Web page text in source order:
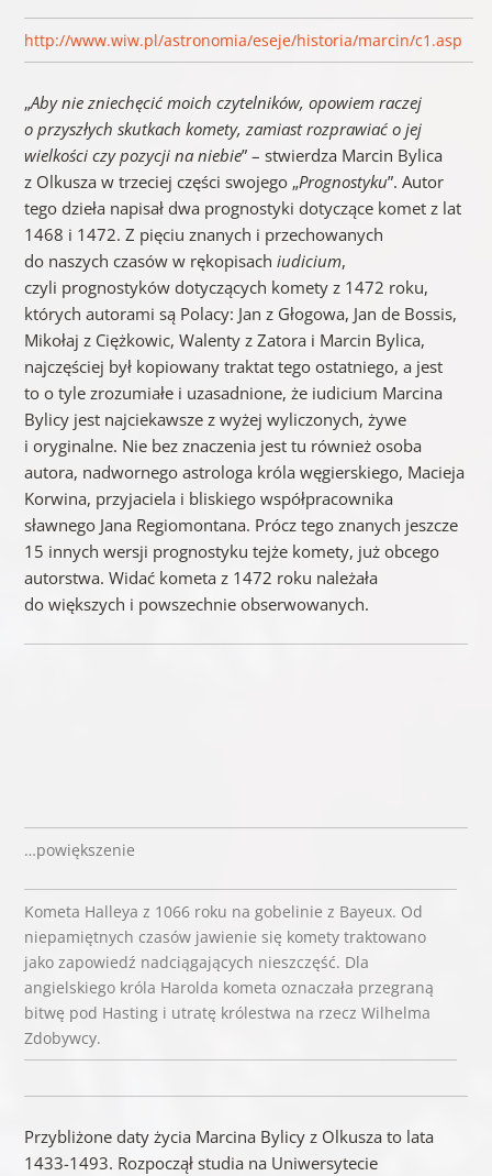
http://www.wiw.pl/astronomia/eseje/historia/marcin/c1.asp
„Aby nie zniechęcić moich czytelników, opowiem raczej
o przyszłych skutkach komety, zamiast rozprawiać o jej
wielkości czy pozycji na niebie” – stwierdza Marcin Bylica
z Olkusza w trzeciej części swojego „Prognostyku”. Autor
tego dzieła napisał dwa prognostyki dotyczące komet z lat
1468 i 1472. Z pięciu znanych i przechowanych
do naszych czasów w rękopisach iudicium,
czyli prognostyków dotyczących komety z 1472 roku,
których autorami są Polacy: Jan z Głogowa, Jan de Bossis,
Mikołaj z Ciężkowic, Walenty z Zatora i Marcin Bylica,
najczęściej był kopiowany traktat tego ostatniego, a jest
to o tyle zrozumiałe i uzasadnione, że iudicium Marcina
Bylicy jest najciekawsze z wyżej wyliczonych, żywe
i oryginalne. Nie bez znaczenia jest tu również osoba
autora, nadwornego astrologa króla węgierskiego, Macieja
Korwina, przyjaciela i bliskiego współpracownika
sławnego Jana Regiomontana. Prócz tego znanych jeszcze
15 innych wersji prognostyku tejże komety, już obcego
autorstwa. Widać kometa z 1472 roku należała
do większych i powszechnie obserwowanych.
…powiększenie
Kometa Halleya z 1066 roku na gobelinie z Bayeux. Od
niepamiętnych czasów jawienie się komety traktowano
jako zapowiedź nadciągających nieszczęść. Dla
angielskiego króla Harolda kometa oznaczała przegraną
bitwę pod Hasting i utratę królestwa na rzecz Wilhelma
Zdobywcy.
Przybliżone daty życia Marcina Bylicy z Olkusza to lata
1433-1493. Rozpoczął studia na Uniwersytecie